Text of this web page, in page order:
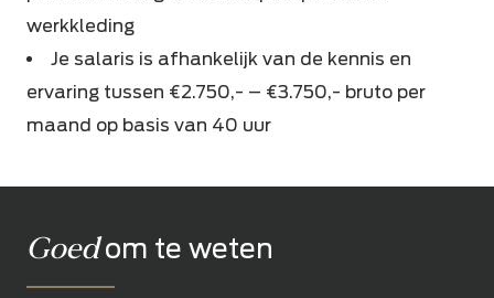
werkkleding
Je salaris is afhankelijk van de kennis en
ervaring tussen €2.750,- – €3.750,- bruto per
maand op basis van 40 uur
Goedom te weten